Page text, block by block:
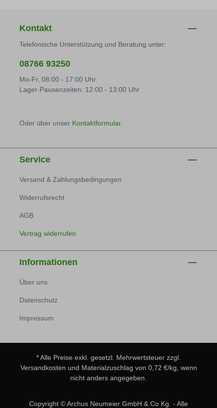
Kontakt
Telefonische Unterstützung und Beratung unter:
08766 93250
Mo-Fr, 08:00 - 17:00 Uhr
Lager-Pausenzeiten: 12:00 - 13:00 Uhr
Oder über unser Kontaktformular.
Service
Versand & Zahlungsbedingungen
Widerrufsrecht
AGB
Vertrag widerrufen
Informationen
Über uns
Datenschutz
Impressum
* Alle Preise exkl. gesetzl. Mehrwertsteuer zzgl.
Versandkosten und Materialzuschlag von 0,72 €/kg, wenn
nicht anders angegeben.
Copyright © Archus Neumeier GmbH & Co Kg. - Alle